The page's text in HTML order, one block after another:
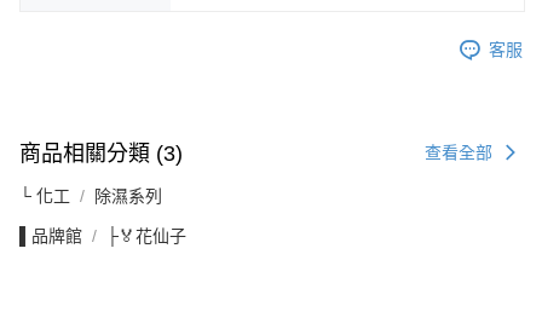
客服
商品相關分類 (3) 查看全部
└ 化工 除濕系列
▌品牌館 ├🏅花仙子